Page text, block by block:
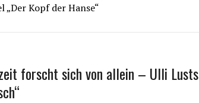
Kopf der Hanse“
forscht sich von allein – Ulli Lusts